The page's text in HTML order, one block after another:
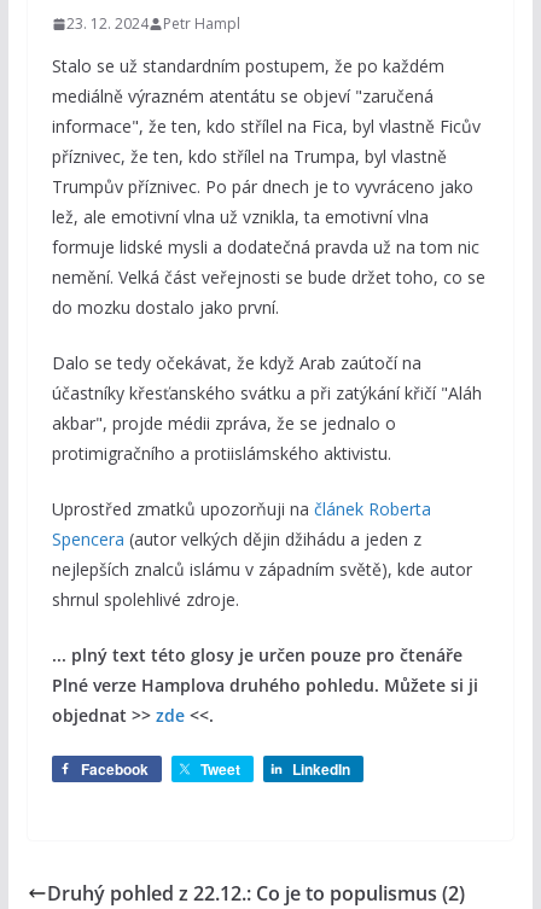
23. 12. 2024 Petr Hampl
Stalo se už standardním postupem, že po každém
mediálně výrazném atentátu se objeví "zaručená
informace", že ten, kdo střílel na Fica, byl vlastně Ficův
příznivec, že ten, kdo střílel na Trumpa, byl vlastně
Trumpův příznivec. Po pár dnech je to vyvráceno jako
lež, ale emotivní vlna už vznikla, ta emotivní vlna
formuje lidské mysli a dodatečná pravda už na tom nic
nemění. Velká část veřejnosti se bude držet toho, co se
do mozku dostalo jako první.
Dalo se tedy očekávat, že když Arab zaútočí na
účastníky křesťanského svátku a při zatýkání křičí "Aláh
akbar", projde médii zpráva, že se jednalo o
protimigračního a protiislámského aktivistu.
Uprostřed zmatků upozorňuji na článek Roberta
Spencera (autor velkých dějin džihádu a jeden z
nejlepších znalců islámu v západním světě), kde autor
shrnul spolehlivé zdroje.
... plný text této glosy je určen pouze pro čtenáře
Plné verze Hamplova druhého pohledu. Můžete si ji
objednat >> zde<<.
Facebook Tweet LinkedIn
Druhý pohled z 22.12.: Co je to populismus (2)